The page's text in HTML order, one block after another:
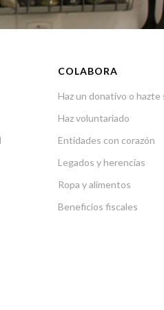
COLABORA
Haz un donativo o hazte
Haz voluntariado
Entidades con corazón
Legados y herencias
Ropa y alimentos
Beneficios fiscales